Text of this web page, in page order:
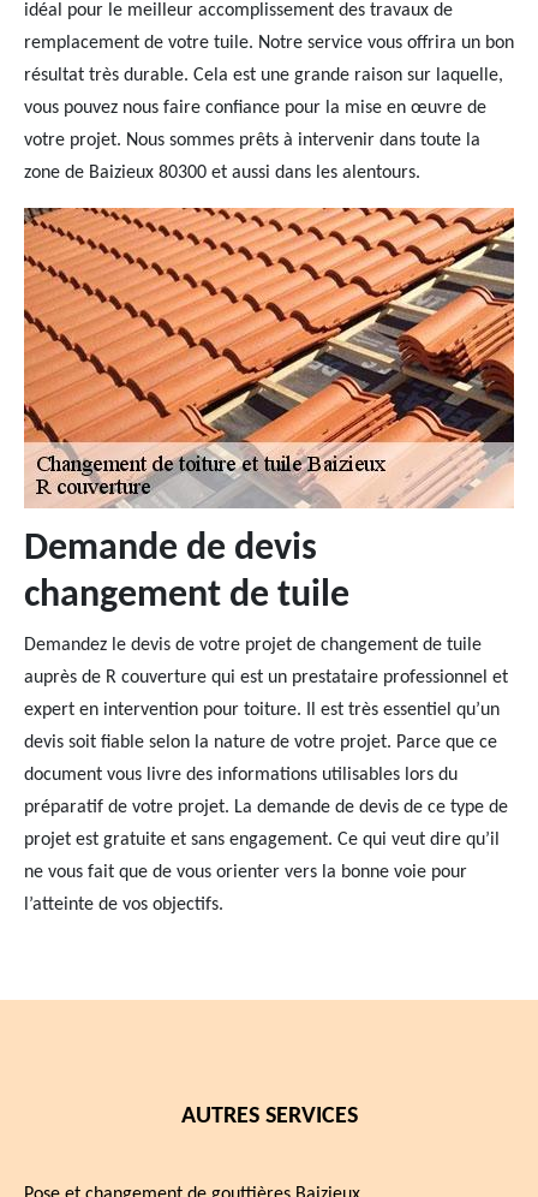
idéal pour le meilleur accomplissement des travaux de
remplacement de votre tuile. Notre service vous offrira un bon
résultat très durable. Cela est une grande raison sur laquelle,
vous pouvez nous faire confiance pour la mise en œuvre de
votre projet. Nous sommes prêts à intervenir dans toute la
zone de Baizieux 80300 et aussi dans les alentours.
Demande de devis
changement de tuile
Demandez le devis de votre projet de changement de tuile
auprès de R couverture qui est un prestataire professionnel et
expert en intervention pour toiture. Il est très essentiel qu’un
devis soit fiable selon la nature de votre projet. Parce que ce
document vous livre des informations utilisables lors du
préparatif de votre projet. La demande de devis de ce type de
projet est gratuite et sans engagement. Ce qui veut dire qu’il
ne vous fait que de vous orienter vers la bonne voie pour
l’atteinte de vos objectifs.
AUTRES SERVICES